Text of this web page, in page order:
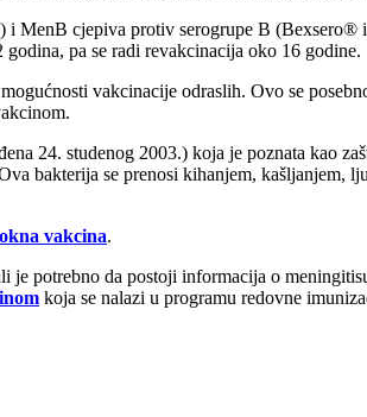
cjepiva protiv serogrupe B (Bexsero®
pa se radi revakcinacija oko 16 godine.
vakcinacije odraslih. Ovo se
24. studenog 2003.) koja je poznata kao
bakterija se prenosi kihanjem, kašljanjem,
vakcina.
potrebno da postoji informacija o
koja se nalazi u programu redovne